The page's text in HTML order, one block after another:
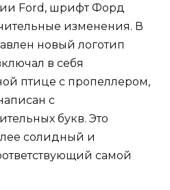
Ford, шрифт Форд
изменения. В
новый логотип
в себя
птице с пропеллером,
с
букв. Это
солидный и
самой